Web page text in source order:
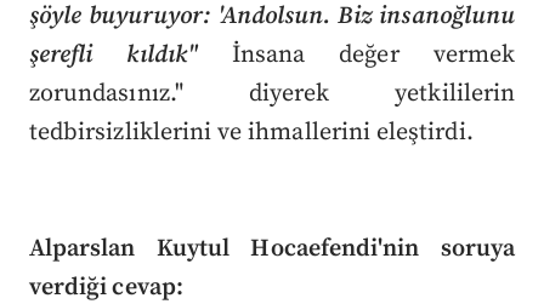
şöyle buyuruyor: 'Andolsun. Biz insanoğlunu
şerefli kıldık" İnsana değer vermek
zorundasınız." diyerek yetkililerin
tedbirsizliklerini ve ihmallerini eleştirdi.
Alparslan Kuytul Hocaefendi'nin soruya
verdiği cevap: